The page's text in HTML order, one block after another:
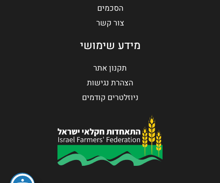
הסכמים
צור קשר
מידע שימושי
תקנון אתר
הצהרת נגישות
ניוזלטרים קודמים